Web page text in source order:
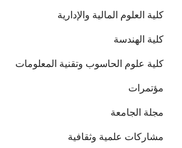
كلية العلوم المالية والإدارية
كلية الهندسة
كلية علوم الحاسوب وتقنية المعلومات
مؤتمرات
مجلة الجامعة
مشاركات علمية وثقافية